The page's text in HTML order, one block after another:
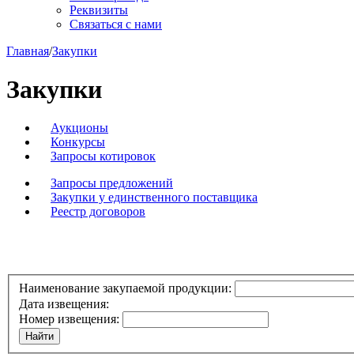
Реквизиты
Связаться с нами
Главная/Закупки
Закупки
Аукционы
Конкурсы
Запросы котировок
Запросы предложений
Закупки у единственного поставщика
Реестр договоров
Наименование закупаемой продукции:
Дата извещения:
Номер извещения: